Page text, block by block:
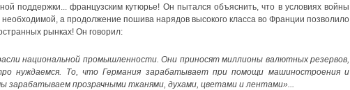
поддержки... французским кутюрье! Он пытался объяснить, что в условиях войны
а продолжение пошива нарядов высокого класса во Франции позволило
рынках! Он говорил:
национальной промышленности. Они приносят миллионы валютных резервов,
нуждаемся. То, что Германия зарабатывает при помощи машиностроения и
зарабатываем прозрачными тканями, духами, цветами и лентами»...